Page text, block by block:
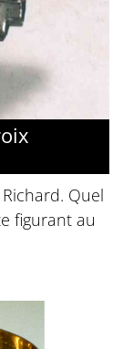
Quel
figurant au